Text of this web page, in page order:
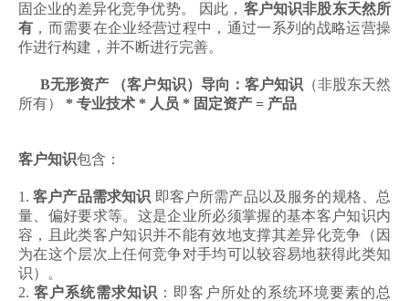
固企业的差异化竞争优势。 因此， 客户知识非股东天然所
有 ，而需要在企业经营过程中，通过一系列的战略运营操
作进行构建，并不断进行完善。
B无形资产 （客户知识）导向：客户知识 （非股东天然
所有）
* 专业技术 * 人员 * 固定资产 = 产品
客户知识包含：
1.客户产品需求知识 即客户所需产品以及服务的规格、总
量、偏好要求等。这是企业所必须掌握的基本客户知识内
容，且此类客户知识并不能有效地支撑其差异化竞争（因
为在这个层次上任何竞争对手均可以较容易地获得此类知
识）。
2. 客户系统需求知识 ：即客户所处的系统环境要素的总